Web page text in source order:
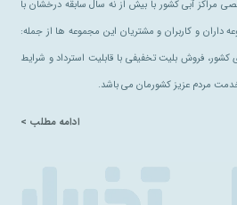
مراکز آبی کشور با بیش از نه سال سابقه درخشان با
داران و کاربران و مشتریان این مجموعه ها از جمله:
فروش بلیت تخفیفی با قابلیت استرداد و شرایط
مردم عزیز کشورمان می باشد.
ادامه مطلب >